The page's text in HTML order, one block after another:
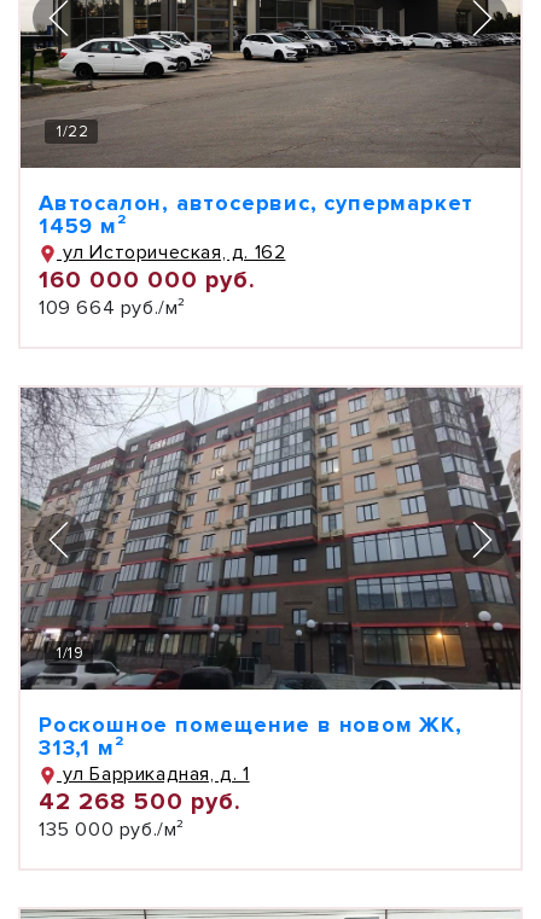
1/22
Автосалон, автосервис, супермаркет
1459 м²
ул Историческая, д. 162
160 000 000 руб.
109 664 руб./м²
1/19
Роскошное помещение в новом ЖК,
313,1 м²
ул Баррикадная, д. 1
42 268 500 руб.
135 000 руб./м²